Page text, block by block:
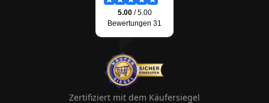
Zertifiziert mit dem Käufersiegel